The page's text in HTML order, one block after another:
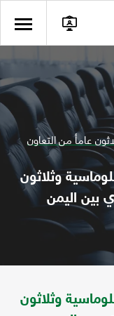
عامأ من التعاون
وثلاثون
بين اليمن
وثلاثون